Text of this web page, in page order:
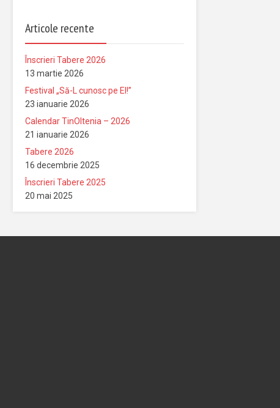
Articole recente
Înscrieri Tabere 2026
13 martie 2026
Festival „Să-L cunosc pe El!”
23 ianuarie 2026
Calendar TinOltenia – 2026
21 ianuarie 2026
Tabere 2026
16 decembrie 2025
Înscrieri Tabere 2025
20 mai 2025